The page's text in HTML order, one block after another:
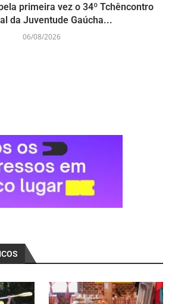
primeira vez o 34º Tchêncontro
da Juventude Gaúcha...
06/08/2026